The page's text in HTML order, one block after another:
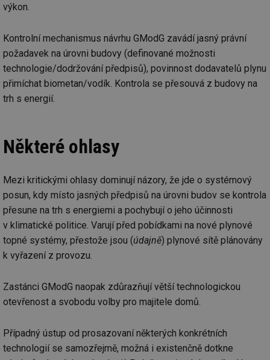
výkon.
Kontrolní mechanismus návrhu GModG zavádí jasný právní
požadavek na úrovni budovy (definované možnosti
technologie/dodržování předpisů), povinnost dodavatelů plynu
přimíchat biometan/vodík. Kontrola se přesouvá z budovy na
trh s energií.
Některé ohlasy
Mezi kritickými ohlasy dominují názory, že jde o systémový
posun, kdy místo jasných předpisů na úrovni budov se kontrola
přesune na trh s energiemi a pochybují o jeho účinnosti
v klimatické politice. Varují před pobídkami na nové plynové
topné systémy, přestože jsou (údajně) plynové sítě plánovány
k vyřazení z provozu.
Zastánci GModG naopak zdůrazňují větší technologickou
otevřenost a svobodu volby pro majitele domů.
Případný ústup od prosazovaní některých konkrétních
technologií se samozřejmě, možná i existenčně dotkne